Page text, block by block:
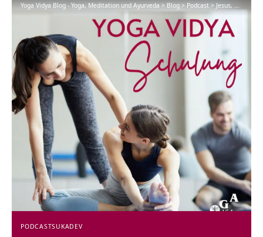
Yoga Vidya Blog - Yoga, Meditation und Ayurveda>Blog>Podcast>Jesus, Weihnachten, Adventszeit aus Yoga Sicht – YVS200
PODCASTSUKADEV